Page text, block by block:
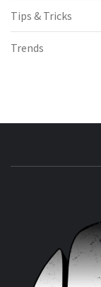
Tips & Tricks
Trends